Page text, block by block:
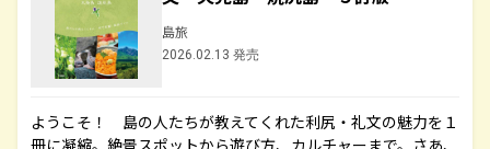
島旅
2026.02.13 発売
ようこそ！ 島の人たちが教えてくれた利尻・礼文の魅力を１
冊に凝縮。絶景スポットから遊び方、カルチャーまで。さあ、